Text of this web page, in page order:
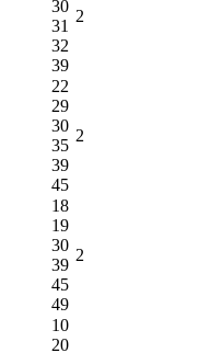
30
31
32
39
2
22
29
30
35
39
45
2
18
19
30
39
45
49
2
10
20